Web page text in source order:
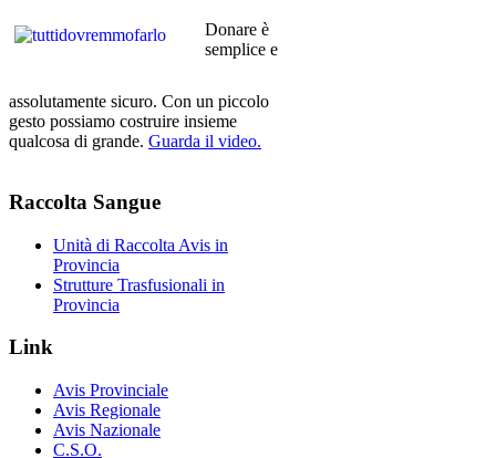
Donare è
semplice e
assolutamente sicuro. Con un piccolo
gesto possiamo costruire insieme
qualcosa di grande. Guarda il video.
Raccolta Sangue
Unità di Raccolta Avis in
Provincia
Strutture Trasfusionali in
Provincia
Link
Avis Provinciale
Avis Regionale
Avis Nazionale
C.S.O.